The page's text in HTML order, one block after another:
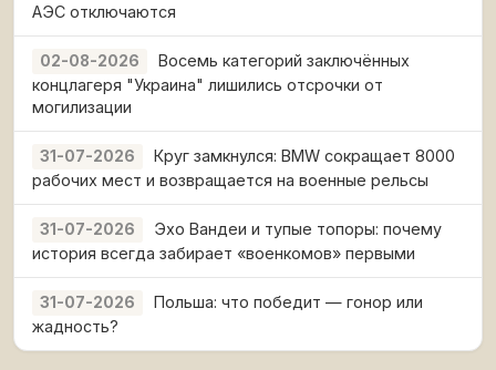
АЭС отключаются
02-08-2026
Восемь категорий заключённых
концлагеря "Украина" лишились отсрочки от
могилизации
31-07-2026
Круг замкнулся: BMW сокращает 8000
рабочих мест и возвращается на военные рельсы
31-07-2026
Эхо Вандеи и тупые топоры: почему
история всегда забирает «военкомов» первыми
31-07-2026
Польша: что победит — гонор или
жадность?